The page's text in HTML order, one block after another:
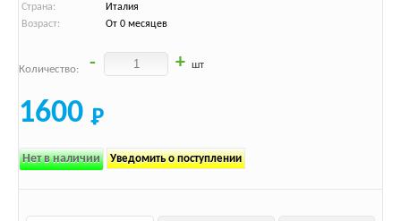
Страна:
Италия
Возраст:
От 0 месяцев
Количество: - + шт
1600
Нет в наличии Уведомить о поступлении